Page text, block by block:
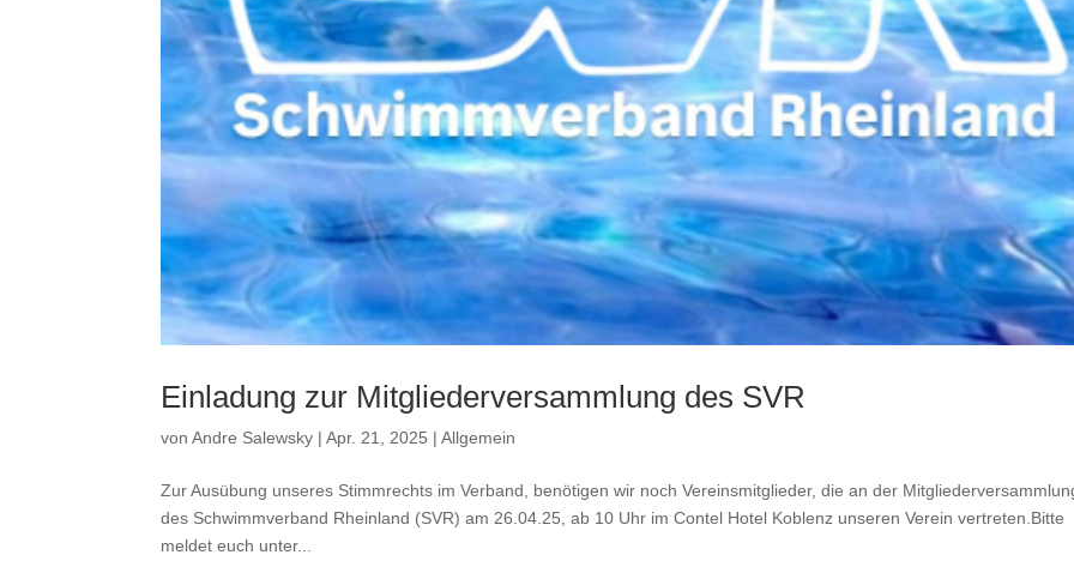
Einladung zur Mitgliederversammlung des SVR
vonAndre Salewsky |Apr. 21, 2025 |Allgemein
Zur Ausübung unseres Stimmrechts im Verband, benötigen wir noch Vereinsmitglieder, die an der
des Schwimmverband Rheinland (SVR) am 26.04.25, ab 10 Uhr im Contel Hotel Koblenz unseren Verein vertreten.Bitte
meldet euch unter...